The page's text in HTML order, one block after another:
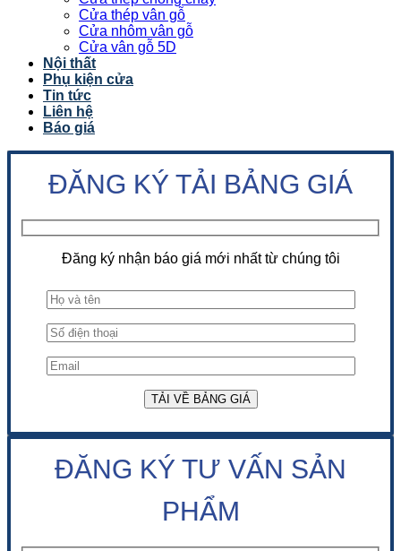
Cửa thép vân gỗ
Cửa nhôm vân gỗ
Cửa vân gỗ 5D
Nội thất
Phụ kiện cửa
Tin tức
Liên hệ
Báo giá
ĐĂNG KÝ TẢI BẢNG GIÁ
Đăng ký nhận báo giá mới nhất từ chúng tôi
ĐĂNG KÝ TƯ VẤN SẢN
PHẨM